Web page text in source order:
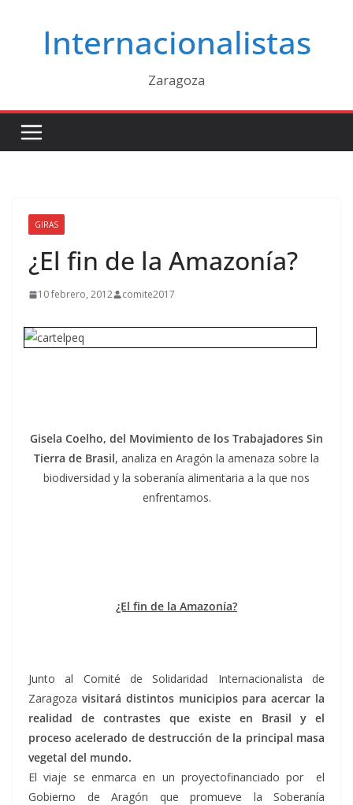
contenidoInternacionalistas
Zaragoza
GIRAS
¿El fin de la Amazonía?
10 febrero, 2012 comite2017
Gisela Coelho, del Movimiento de los Trabajadores Sin
Tierra de Brasil, analiza en Aragón la amenaza sobre la
biodiversidad y la soberanía alimentaria a la que nos
enfrentamos.
¿El fin de la Amazonía?
Junto al Comité de Solidaridad Internacionalista de
Zaragoza visitará distintos municipios para acercar la
realidad de contrastes que existe en Brasil y el
proceso acelerado de destrucción de la principal masa
vegetal del mundo.
El viaje se enmarca en un proyectofinanciado por el
Gobierno de Aragón que promueve la Soberanía